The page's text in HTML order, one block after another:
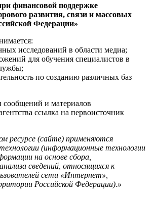
финансовой поддержке
развития, связи и массовых
Федерации»
исследований в области медиа;
для обучения специалистов в
по созданию различных баз
сообщений и материалов
ссылка на первоисточник
ресурсе (сайте) применяются
(информационные технологии
на основе сбора,
сведений, относящихся к
сети «Интернет»,
Российской Федерации).»